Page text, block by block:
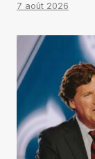
7 août 2026